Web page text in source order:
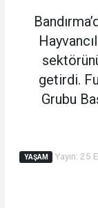
getirdi.
Grubu
YAŞAM
Yayın: 25